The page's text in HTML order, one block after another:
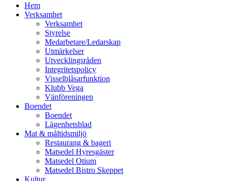
vidare
Hem
Verksamhet
Verksamhet
Styrelse
Medarbetare/Ledarskap
Utmärkelser
Utvecklingsråden
Integritetspolicy
Visselblåsarfunktion
Klubb Vega
Vänföreningen
Boendet
Boendet
Lägenhetsblad
Mat & måltidsmiljö
Restaurang & bageri
Matsedel Hyresgäster
Matsedel Otium
Matsedel Bistro Skeppet
Kultur